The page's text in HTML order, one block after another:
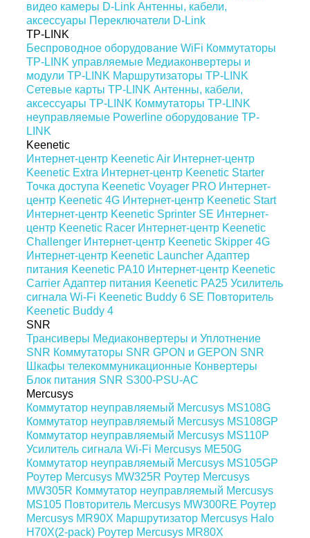
видео камеры D-Link Антенны, кабели,
аксессуары Переключатели D-Link
TP-LINK
Беспроводное оборудование WiFi Коммутаторы
TP-LINK управляемые Медиаконвертеры и
модули TP-LINK Маршрутизаторы TP-LINK
Сетевые карты TP-LINK Антенны, кабели,
аксессуары TP-LINK Коммутаторы TP-LINK
неуправляемые Powerline оборудование TP-
LINK
Keenetic
Интернет-центр Keenetic Air Интернет-центр
Keenetic Extra Интернет-центр Keenetic Starter
Точка доступа Keenetic Voyager PRO Интернет-
центр Keenetic 4G Интернет-центр Keenetic Start
Интернет-центр Keenetic Sprinter SE Интернет-
центр Keenetic Racer Интернет-центр Keenetic
Challenger Интернет-центр Keenetic Skipper 4G
Интернет-центр Keenetic Launcher Адаптер
питания Keenetic PA10 Интернет-центр Keenetic
Carrier Адаптер питания Keenetic PA25 Усилитель
сигнала Wi-Fi Keenetic Buddy 6 SE Повторитель
Keenetic Buddy 4
SNR
Трансиверы Медиаконвертеры и Уплотнение
SNR Коммутаторы SNR GPON и GEPON SNR
Шкафы телекоммуникационные Конвертеры
Блок питания SNR S300-PSU-AC
Mercusys
Коммутатор неуправляемый Mercusys MS108G
Коммутатор неуправляемый Mercusys MS108GP
Коммутатор неуправляемый Mercusys MS110P
Усилитель сигнала Wi-Fi Mercusys ME50G
Коммутатор неуправляемый Mercusys MS105GP
Роутер Mercusys MW325R Роутер Mercusys
MW305R Коммутатор неуправляемый Mercusys
MS105 Повторитель Mercusys MW300RE Роутер
Mercusys MR90X Маршрутизатор Mercusys Halo
H70X(2-pack) Роутер Mercusys MR80X